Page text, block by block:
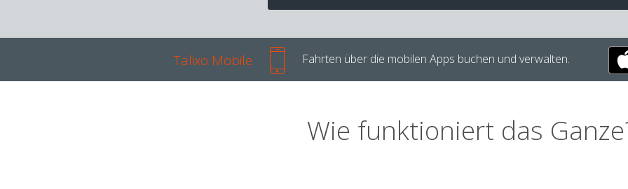
Talixo Mobile Fahrten über die mobilen Apps buchen und verwalten.
Wie funktioniert das